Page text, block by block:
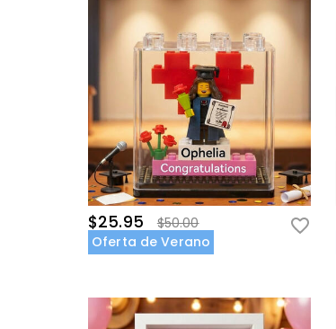
$25.95
$50.00
Oferta de Verano